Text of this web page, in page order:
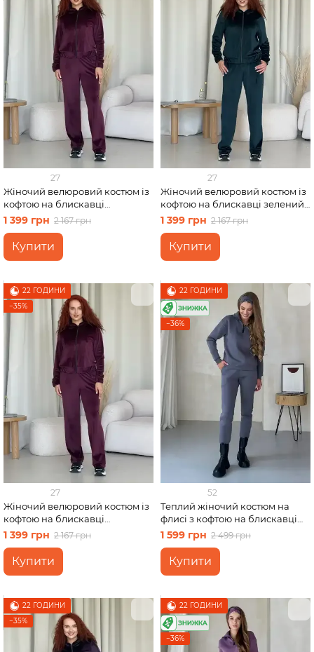
27
Жіночий велюровий костюм із
кофтою на блискавці
бордовий Merlini Варна
100001263 розмір 46-48 (L-XL)
1 399 грн 2 167 грн
Купити
27
Жіночий велюровий костюм із
кофтою на блискавці зелений
Merlini Варна 100001266
розмір 42-44 (S-M)
1 399 грн 2 167 грн
Купити
22 ГОДИНИ
−35%
27
Жіночий велюровий костюм із
кофтою на блискавці
бордовий Merlini Варна
100001263 розмір 42-44 (S-M)
1 399 грн 2 167 грн
Купити
22 ГОДИНИ
−36%
52
Теплий жіночий костюм на
флисі з кофтою на блискавці
сірий Merlini Анже 100001083,
розмір 42-44 (S-M)
1 599 грн 2 499 грн
Купити
22 ГОДИНИ
−35%
22 ГОДИНИ
−36%